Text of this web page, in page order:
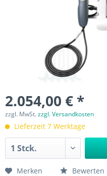
2.054,00 € *
zzgl. MwSt.zzgl. Versandkosten
Lieferzeit 7 Werktage
Merken Bewerten